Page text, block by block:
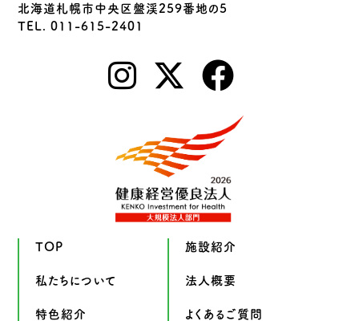
北海道札幌市中央区盤渓259番地の5
TEL. 011-615-2401
TOP
私たちについて
特色紹介
施設紹介
法人概要
よくあるご質問